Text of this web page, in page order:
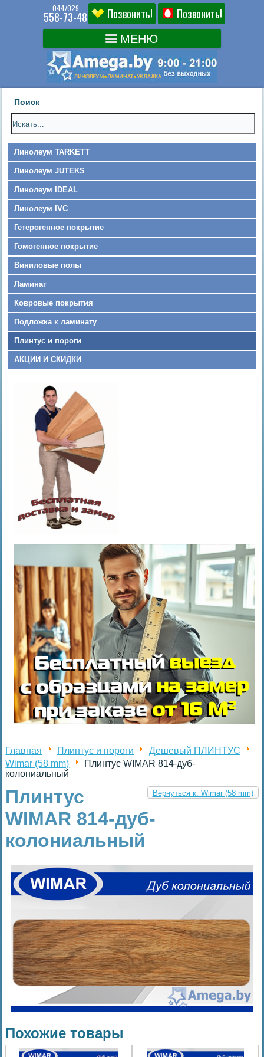
044/029
558-73-48 Позвонить! Позвонить!
Поиск
Линолеум TARKETT
Линолеум JUTEKS
Линолеум IDEAL
Линолеум IVC
Гетерогенное покрытие
Гомогенное покрытие
Виниловые полы
Ламинат
Ковровые покрытия
Подложка к ламинату
Плинтус и пороги
АКЦИИ И СКИДКИ
Главная Плинтус и пороги
Дешевый ПЛИНТУС
Wimar (58 mm)
Плинтус WIMAR 814-дуб-
колониальный
Вернуться к: Wimar (58 mm)
Плинтус
WIMAR 814-дуб-
колониальный
Похожие товары